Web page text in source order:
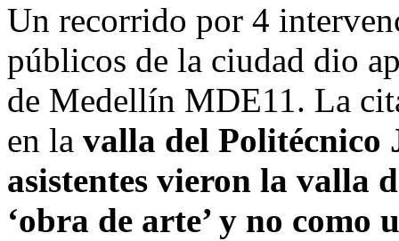
Un recorrido por 4
públicos de la ciudad dio
de Medellín MDE11. La
en la valla del Politécnico
asistentes vieron la valla
‘obra de arte’ y no como